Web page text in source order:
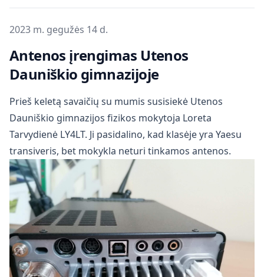
Publikuota
2023 m. gegužės 14 d.
Antenos įrengimas Utenos
Dauniškio gimnazijoje
Prieš keletą savaičių su mumis susisiekė Utenos
Dauniškio gimnazijos fizikos mokytoja Loreta
Tarvydienė LY4LT. Ji pasidalino, kad klasėje yra Yaesu
transiveris, bet mokykla neturi tinkamos antenos.